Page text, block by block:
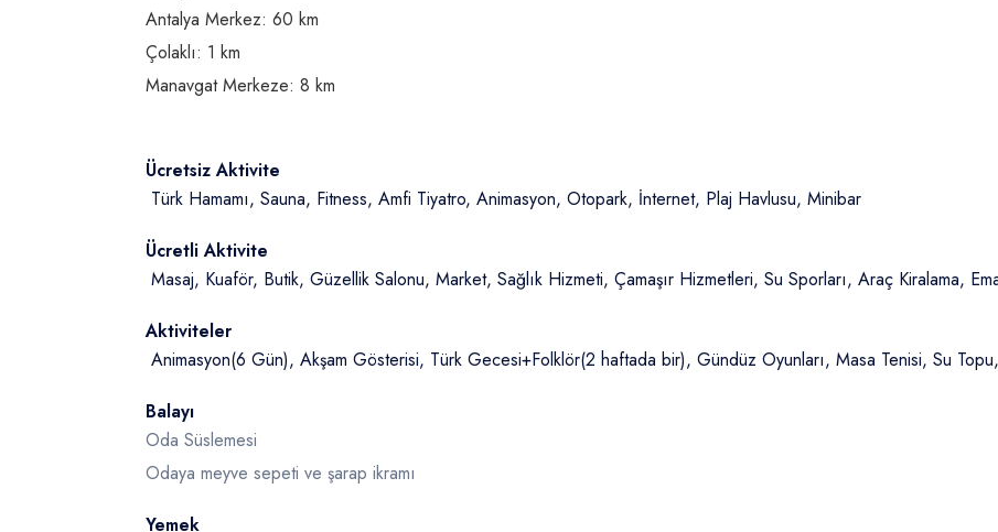
Antalya Merkez: 60 km
Çolaklı: 1 km
Manavgat Merkeze: 8 km
Ücretsiz Aktivite
Türk Hamamı, Sauna, Fitness, Amfi Tiyatro, Animasyon, Otopark, İnternet, Plaj Havlusu, Minibar
Ücretli Aktivite
Masaj, Kuaför, Butik, Güzellik Salonu, Market, Sağlık Hizmeti, Çamaşır Hizmetleri, Su Sporları, Araç Kiralama,
Aktiviteler
Animasyon(6 Gün), Akşam Gösterisi, Türk Gecesi+Folklör(2 haftada bir), Gündüz Oyunları, Masa Tenisi, Su
Balayı
Oda Süslemesi
Odaya meyve sepeti ve şarap ikramı
Yemek